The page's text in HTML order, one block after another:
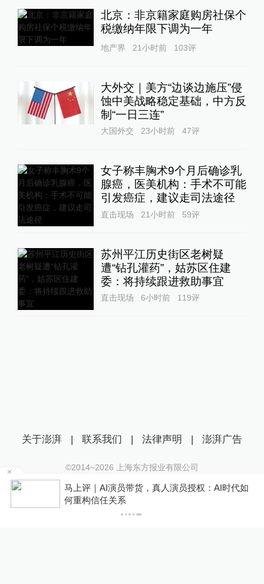
北京：非京籍家庭购房社保个
税缴纳年限下调为一年
地产界 21小时前 103评
大外交｜美方“边谈边施压”侵
蚀中美战略稳定基础，中方反
制“一日三连”
大国外交 23小时前 47评
女子称丰胸术9个月后确诊乳
腺癌，医美机构：手术不可能
引发癌症，建议走司法途径
直击现场 21小时前 59评
苏州平江历史街区老树疑
遭“钻孔灌药”，姑苏区住建
委：将持续跟进救助事宜
直击现场 6小时前 119评
马上评｜AI演员带货，真人演员授权：AI时代如
何重构信任关系
关于澎湃 | 联系我们 | 法律声明 | 澎湃广告
©2014~2026 上海东方报业有限公司
沪ICP证：沪B2-20170116 | 沪ICP备14003370号
互联网新闻信息服务许可证：31120170006
沪公网安备 31010602000299号